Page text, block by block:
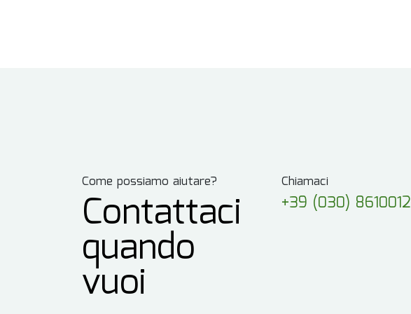
Come possiamo aiutare?
Contattaci
quando
vuoi
Chiamaci
+39 (030) 8610012